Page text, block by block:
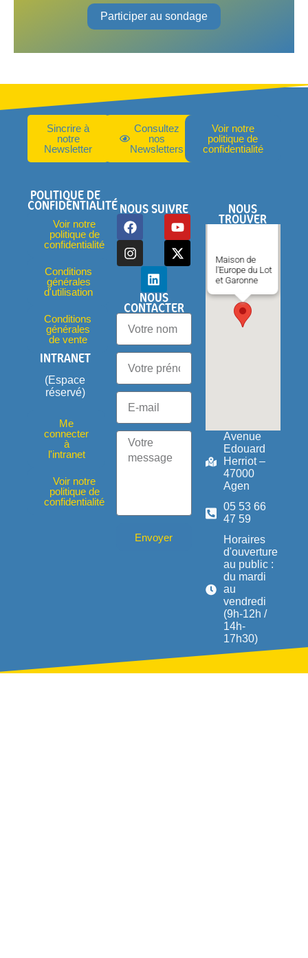
Participer au sondage
Sincrire à
notre
Newsletter
Consultez
nos
Newsletters
Voir notre
politique de
confidentialité
POLITIQUE DE
CONFIDENTIALITÉ
Voir notre
politique de
confidentialité
Conditions
générales
d'utilisation
Conditions
générales
de vente
INTRANET
(Espace
réservé)
Me
connecter
à
l'intranet
Voir notre
politique de
confidentialité
NOUS SUIVRE
NOUS
CONTACTER
Envoyer
NOUS
TROUVER
Maison de
l'Europe du Lot
et Garonne
Avenue
Edouard
Herriot –
47000
Agen
05 53 66
47 59
Horaires
d'ouverture
au public :
du mardi
au
vendredi
(9h-12h /
14h-
17h30)